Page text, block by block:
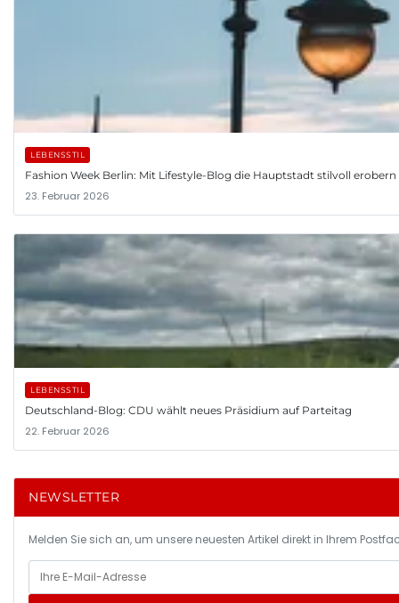
LEBENSSTIL
Fashion Week Berlin: Mit Lifestyle-Blog die Hauptstadt stilvoll erobern
23. Februar 2026
LEBENSSTIL
Deutschland-Blog: CDU wählt neues Präsidium auf Parteitag
22. Februar 2026
NEWSLETTER
Melden Sie sich an, um unsere neuesten Artikel direkt in Ihrem